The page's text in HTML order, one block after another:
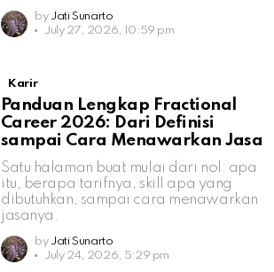
by Jati Sunarto
July 27, 2026, 10:59 pm
Karir
Panduan Lengkap Fractional
Career 2026: Dari Definisi
sampai Cara Menawarkan Jasa
Satu halaman buat mulai dari nol: apa
itu, berapa tarifnya, skill apa yang
dibutuhkan, sampai cara menawarkan
jasanya.
by Jati Sunarto
July 24, 2026, 5:29 pm